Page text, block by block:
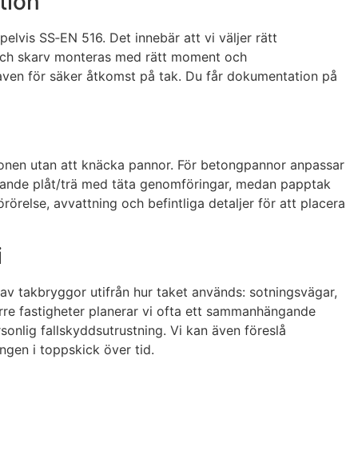
SS‑EN 516. Det innebär att vi väljer rätt
skarv monteras med rätt moment och
för säker åtkomst på tak. Du får dokumentation på
utan att knäcka pannor. För betongpannor anpassar
plåt/trä med täta genomföringar, medan papptak
avvattning och befintliga detaljer för att placera
takbryggor utifrån hur taket används: sotningsvägar,
fastigheter planerar vi ofta ett sammanhängande
fallskyddsutrustning. Vi kan även föreslå
i toppskick över tid.